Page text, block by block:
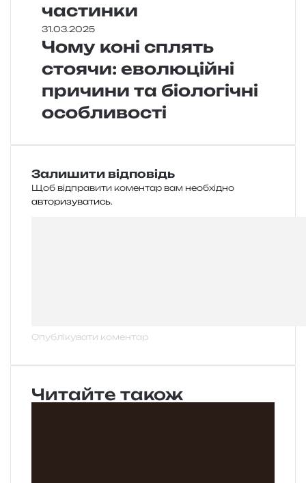
частинки
31.03.2025
Чому коні сплять
стоячи: еволюційні
причини та біологічні
особливості
Залишити відповідь
Щоб відправити коментар вам необхідно
авторизуватись.
Читайте також